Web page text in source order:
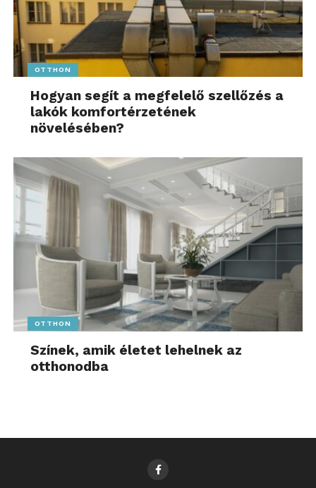
OTTHON
Hogyan segít a megfelelő szellőzés a
lakók komfortérzetének
növelésében?
OTTHON
Színek, amik életet lehelnek az
otthonodba